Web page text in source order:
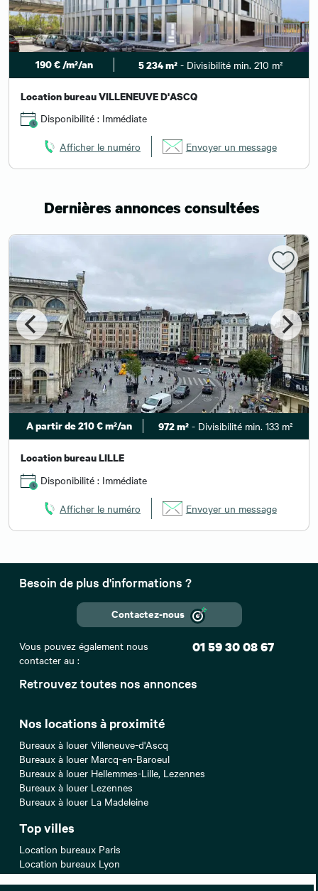
190 € /m²/an 5 234 m² - Divisibilité min. 210 m²
Location bureau VILLENEUVE D'ASCQ
Disponibilité : Immédiate
Afficher le numéro Envoyer un message
Dernières annonces consultées
A partir de 210 € m²/an 972 m²- Divisibilité min. 133 m²
Location bureau LILLE
Disponibilité : Immédiate
Afficher le numéro Envoyer un message
Retrouvez toutes nos annonces
Nos locations à proximité
Bureaux à louer Villeneuve-d'Ascq
Bureaux à louer Marcq-en-Baroeul
Bureaux à louer Hellemmes-Lille, Lezennes
Bureaux à louer Lezennes
Bureaux à louer La Madeleine
Top villes
Location bureaux Paris
Location bureaux Lyon
Location bureaux Bordeaux
Besoin de plus d'informations ?
Contactez-nous
Vous pouvez également nous
contacter au :
01 59 30 08 67